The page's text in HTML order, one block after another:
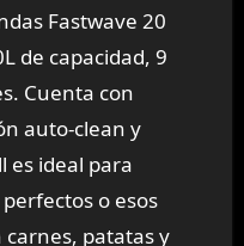
Fastwave 20
de capacidad, 9
Cuenta con
auto-clean y
es ideal para
o esos
patatas y